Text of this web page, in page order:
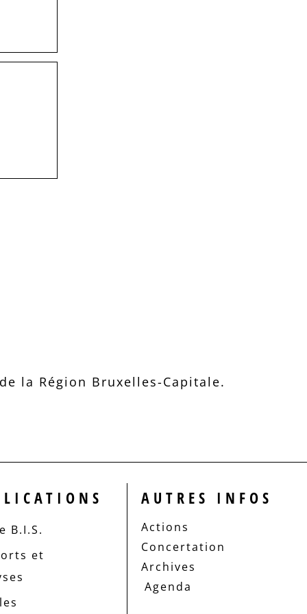
la Région Bruxelles-Capitale.
B.I.S.
et
AUTRES INFOS
Actions
Concertation
Archives
Agenda